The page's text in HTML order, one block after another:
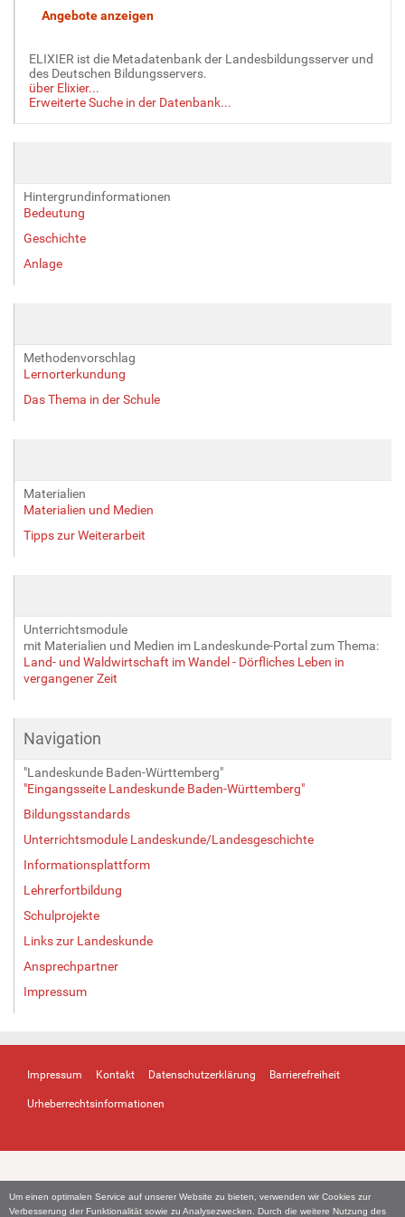
Um einen optimalen Service auf unserer Website zu bieten, verwenden wir Cookies zur
Verbesserung der Funktionalität sowie zu Analysezwecken. Durch die weitere Nutzung des
n
l
G
r
ö
e
ELIXIER ist die Metadatenbank der Landesbildungsserver und
des Deutschen Bildungsservers.
über Elixier...
Erweiterte Suche in der Datenbank...
Hintergrundinformationen
Bedeutung
Geschichte
Anlage
Methodenvorschlag
Lernorterkundung
Das Thema in der Schule
Materialien
Materialien und Medien
Tipps zur Weiterarbeit
Unterrichtsmodule
mit Materialien und Medien im Landeskunde-Portal zum Thema:
Land- und Waldwirtschaft im Wandel - Dörfliches Leben in
vergangener Zeit
Navigation
"Landeskunde Baden-Württemberg"
"Eingangsseite Landeskunde Baden-Württemberg"
Bildungsstandards
Unterrichtsmodule Landeskunde/Landesgeschichte
Informationsplattform
Lehrerfortbildung
Schulprojekte
Links zur Landeskunde
Ansprechpartner
Impressum
Impressum Kontakt Datenschutzerklärung Barrierefreiheit
Urheberrechtsinformationen